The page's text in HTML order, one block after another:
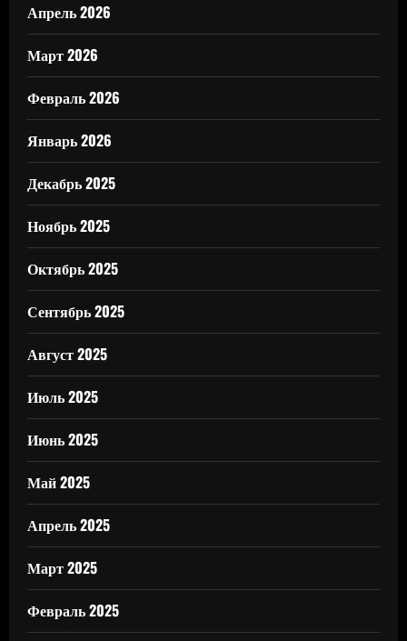
Апрель 2026
Март 2026
Февраль 2026
Январь 2026
Декабрь 2025
Ноябрь 2025
Октябрь 2025
Сентябрь 2025
Август 2025
Июль 2025
Июнь 2025
Май 2025
Апрель 2025
Март 2025
Февраль 2025